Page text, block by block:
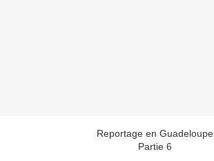
Reportage en Guadeloupe
Partie 6